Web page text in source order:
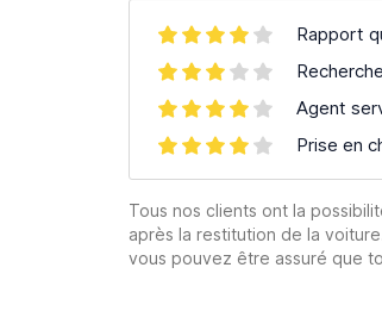
Rapport
Agent
Prise en
Tous nos clients ont la
après la restitution de la
vous pouvez être assuré que